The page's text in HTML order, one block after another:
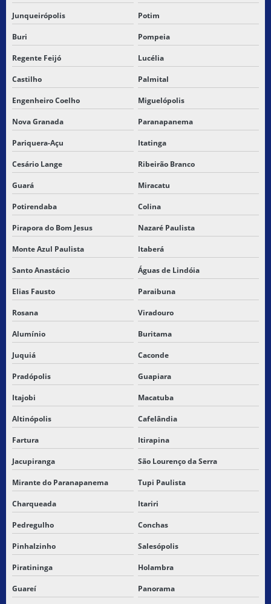
Junqueirópolis Potim
Buri Pompeia
Regente Feijó Lucélia
Castilho Palmital
Engenheiro Coelho Miguelópolis
Nova Granada Paranapanema
Pariquera-Açu Itatinga
Cesário Lange Ribeirão Branco
Guará Miracatu
Potirendaba Colina
Pirapora do Bom Jesus Nazaré Paulista
Monte Azul Paulista Itaberá
Santo Anastácio Águas de Lindóia
Elias Fausto Paraibuna
Rosana Viradouro
Alumínio Buritama
Juquiá Caconde
Pradópolis Guapiara
Itajobi Macatuba
Altinópolis Cafelândia
Fartura Itirapina
Jacupiranga São Lourenço da Serra
Mirante do Paranapanema Tupi Paulista
Charqueada Itariri
Pedregulho Conchas
Pinhalzinho Salesópolis
Piratininga Holambra
Guareí Panorama